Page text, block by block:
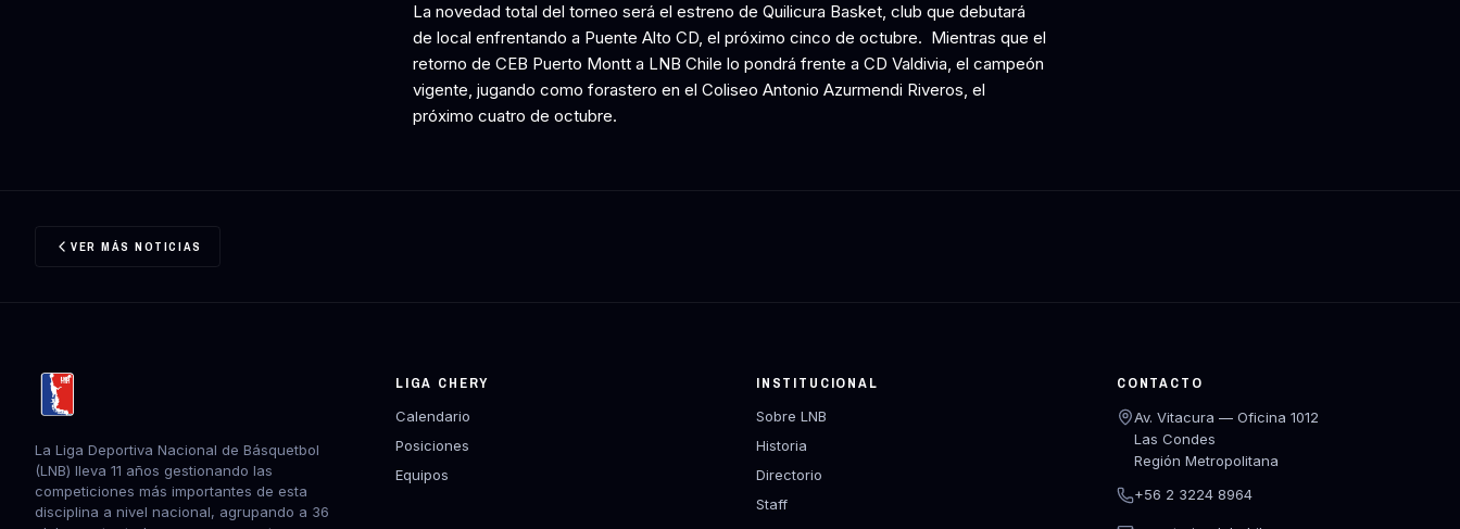
La novedad total del torneo será el estreno de Quilicura Basket, club que debutará
de local enfrentando a Puente Alto CD, el próximo cinco de octubre. Mientras que el
retorno de CEB Puerto Montt a LNB Chile lo pondrá frente a CD Valdivia, el campeón
vigente, jugando como forastero en el Coliseo Antonio Azurmendi Riveros, el
próximo cuatro de octubre.
VER MÁS NOTICIAS
La Liga Deportiva Nacional de Básquetbol
(LNB) lleva 11 años gestionando las
competiciones más importantes de esta
disciplina a nivel nacional, agrupando a 36
LIGA CHERY
Calendario
Posiciones
Equipos
INSTITUCIONAL
Sobre LNB
Historia
Directorio
Staff
CONTACTO
Av. Vitacura — Oficina 1012
Las Condes
Región Metropolitana
+56 2 3224 8964